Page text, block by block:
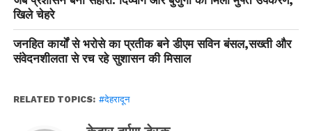
खिले चेहरे
जनहित कार्यों से भरोसे का प्रतीक बने डीएम सविन बंसल,सख्ती और
संवेदनशीलता से रच रहे सुशासन की मिसाल
RELATED TOPICS: #देहरादून